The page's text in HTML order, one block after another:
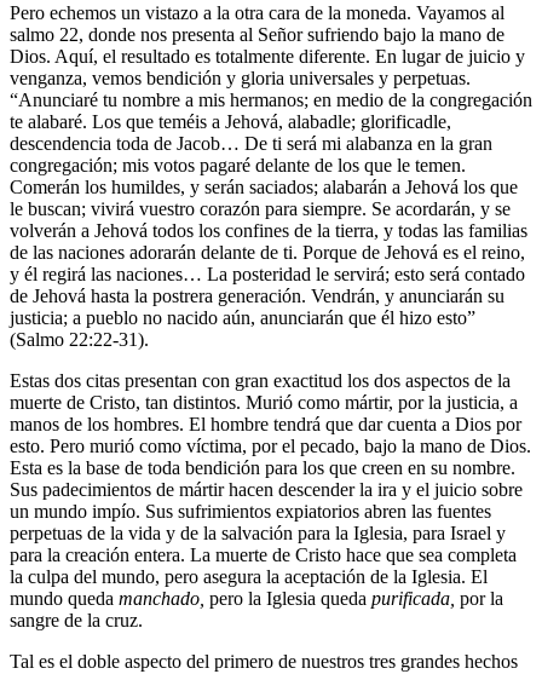
Pero echemos un vistazo a la otra cara de la moneda. Vayamos al
salmo 22, donde nos presenta al Señor sufriendo bajo la mano de
Dios. Aquí, el resultado es totalmente diferente. En lugar de juicio y
venganza, vemos bendición y gloria universales y perpetuas.
“Anunciaré tu nombre a mis hermanos; en medio de la congregación
te alabaré. Los que teméis a Jehová, alabadle; glorificadle,
descendencia toda de Jacob… De ti será mi alabanza en la gran
congregación; mis votos pagaré delante de los que le temen.
Comerán los humildes, y serán saciados; alabarán a Jehová los que
le buscan; vivirá vuestro corazón para siempre. Se acordarán, y se
volverán a Jehová todos los confines de la tierra, y todas las familias
de las naciones adorarán delante de ti. Porque de Jehová es el reino,
y él regirá las naciones… La posteridad le servirá; esto será contado
de Jehová hasta la postrera generación. Vendrán, y anunciarán su
justicia; a pueblo no nacido aún, anunciarán que él hizo esto”
(Salmo 22:22-31).
Estas dos citas presentan con gran exactitud los dos aspectos de la
muerte de Cristo, tan distintos. Murió como mártir, por la justicia, a
manos de los hombres. El hombre tendrá que dar cuenta a Dios por
esto. Pero murió como víctima, por el pecado, bajo la mano de Dios.
Esta es la base de toda bendición para los que creen en su nombre.
Sus padecimientos de mártir hacen descender la ira y el juicio sobre
un mundo impío. Sus sufrimientos expiatorios abren las fuentes
perpetuas de la vida y de la salvación para la Iglesia, para Israel y
para la creación entera. La muerte de Cristo hace que sea completa
la culpa del mundo, pero asegura la aceptación de la Iglesia. El
mundo queda manchado, pero la Iglesia queda purificada, por la
sangre de la cruz.
Tal es el doble aspecto del primero de nuestros tres grandes hechos